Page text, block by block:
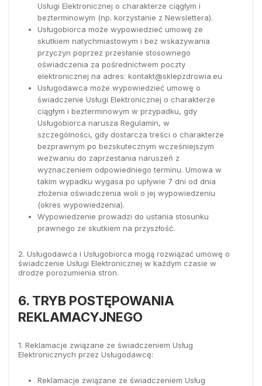
Usługi Elektronicznej o charakterze ciągłym i
bezterminowym (np. korzystanie z Newslettera).
Usługobiorca może wypowiedzieć umowę ze
skutkiem natychmiastowym i bez wskazywania
przyczyn poprzez przesłanie stosownego
oświadczenia za pośrednictwem poczty
elektronicznej na adres: kontakt@sklepzdrowia.eu
Usługodawca może wypowiedzieć umowę o
świadczenie Usługi Elektronicznej o charakterze
ciągłym i bezterminowym w przypadku, gdy
Usługobiorca narusza Regulamin, w
szczególności, gdy dostarcza treści o charakterze
bezprawnym po bezskutecznym wcześniejszym
wezwaniu do zaprzestania naruszeń z
wyznaczeniem odpowiedniego terminu. Umowa w
takim wypadku wygasa po upływie 7 dni od dnia
złożenia oświadczenia woli o jej wypowiedzeniu
(okres wypowiedzenia).
Wypowiedzenie prowadzi do ustania stosunku
prawnego ze skutkiem na przyszłość.
2. Usługodawca i Usługobiorca mogą rozwiązać umowę o
świadczenie Usługi Elektronicznej w każdym czasie w
drodze porozumienia stron.
6. TRYB POSTĘPOWANIA
REKLAMACYJNEGO
1. Reklamacje związane ze świadczeniem Usług
Elektronicznych przez Usługodawcę:
Reklamacje związane ze świadczeniem Usług